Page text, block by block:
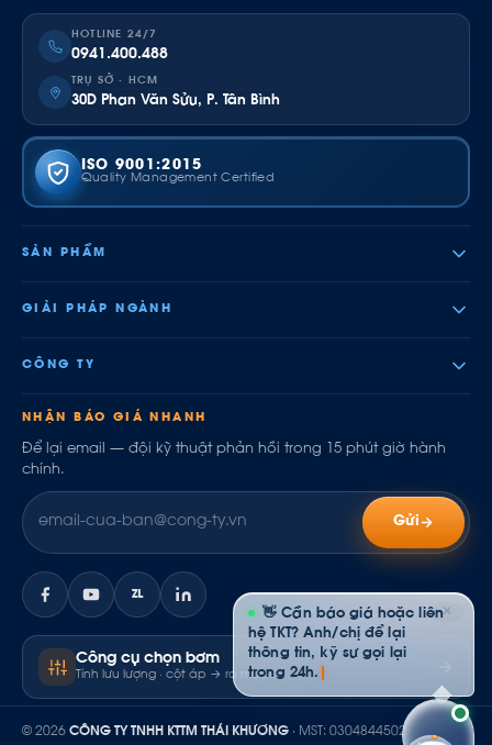
HOTLINE 24/7
0941.400.488
TRỤ SỞ · HCM
30D Phan Văn Sửu, P. Tân Bình
ISO 9001:2015
Quality Management Certified
SẢN PHẨM
GIẢI PHÁP NGÀNH
CÔNG TY
NHẬN BÁO GIÁ NHANH
Để lại email — đội kỹ thuật phản hồi trong 15 phút giờ hành
chính.
Gửi
ZL
Công cụ chọn bơm
Tính lưu lượng · cột áp → ra model
© 2026 CÔNG TY TNHH KTTM THÁI KHƯƠNG · MST: 0304844502
✕
👋 Cần báo giá hoặc liên
hệ TKT? Anh/chị để lại
thông tin, kỹ sư gọi lại
trong 24h.